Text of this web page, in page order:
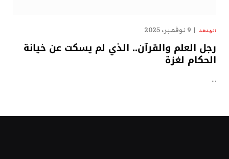
الهدهد 9 نوفمبر، 2025
رجل العلم والقرآن.. الذي لم يسكت عن خيانة
الحكام لغزة
…